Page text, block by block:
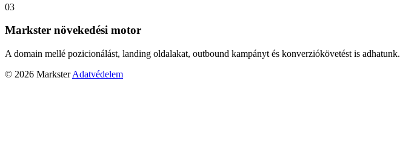
03
Markster növekedési motor
A domain mellé pozicionálást, landing oldalakat, outbound kampányt és konverziókövetést is adhatunk.
© 2026 Markster Adatvédelem